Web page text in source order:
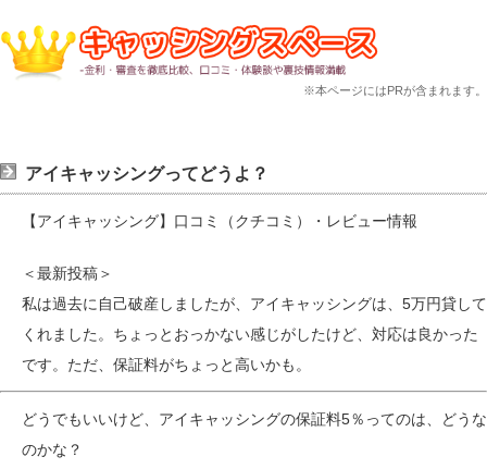
※本ページにはPRが含まれます。
アイキャッシングってどうよ？
【アイキャッシング】口コミ（クチコミ）・レビュー情報
＜最新投稿＞
私は過去に自己破産しましたが、アイキャッシングは、5万円貸して
くれました。ちょっとおっかない感じがしたけど、対応は良かった
です。ただ、保証料がちょっと高いかも。
どうでもいいけど、アイキャッシングの保証料5％ってのは、どうな
のかな？